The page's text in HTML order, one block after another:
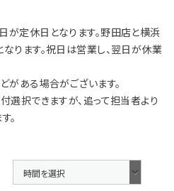
定休日となります。野田店と横浜
ります。祝日は営業し、翌日が休業
がある場合がございます。
選択できますが、追って担当者より
。